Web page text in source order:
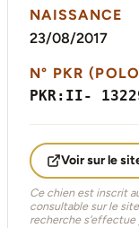
NAISSANCE
23/08/2017
N° PKR
PKR:II-
Voir sur le
Ce chien est inscrit
consultable sur le
recherche s'effectue